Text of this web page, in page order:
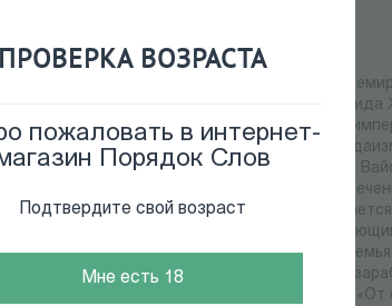
ПРОВЕРКА ВОЗРАСТА
пожаловать в интернет-
Порядок Слов
Подтвердите свой возраст
Мне есть 18
1916-1982) — немецко-шведский писатель,
венгерской семьи. Мать писателя, Фрида
фронте в качестве старшего лейтенанта
в Бремен, где отец писателя перешил из
Weiss & Co. Немецкого гражданства Йено
их презрение к коммунизму. Несмотря на
еврейские корни семья в 1935 г.
живописные работы. В 1936 г. —
в Академию художеств, но в 1938 г.
текстильной фабрики SILFA, а юный Петер
Вайсса, сборник стихотворений в прозе «От